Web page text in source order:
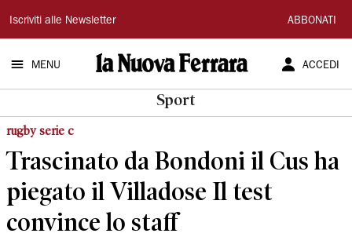
La
Nuova
Ferrara
Iscriviti alle Newsletter ABBONATI
MENU ACCEDI
Sport
rugby serie c
Trascinato da Bondoni il Cus ha
piegato il Villadose Il test
convince lo staff